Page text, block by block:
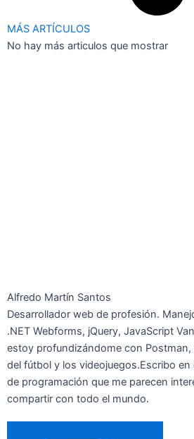
MÁS ARTÍCULOS
No hay más articulos que mostrar
Alfredo Martín Santos
Desarrollador web de profesión.
.NET Webforms, jQuery, JavaScript
estoy profundizándome con Postman,
del fútbol y los videojuegos.Escribo
de programación que me parecen
compartir con todo el mundo.